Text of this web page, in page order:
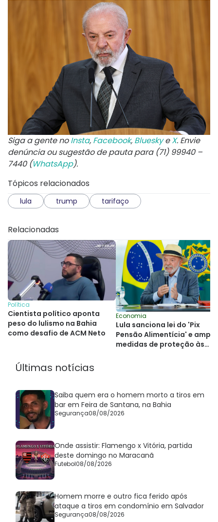
Siga a gente noInsta, Facebook, BlueskyeX. Envie
denúncia ou sugestão de pauta para (71) 99940 –
7440 (WhatsApp).
Tópicos relacionados
lula trump tarifaço
Relacionadas
Política
Cientista político aponta
peso do lulismo na Bahia
como desafio de ACM Neto
Economia
Lula sanciona lei do 'Pix
Pensão Alimentícia' e
medidas de proteção às
Últimas notícias
Saiba quem era o homem morto a tiros em
bar em Feira de Santana, na Bahia
Segurança08/08/2026
Onde assistir: Flamengo x Vitória, partida
deste domingo no Maracanã
Futebol08/08/2026
Homem morre e outro fica ferido após
ataque a tiros em condomínio em Salvador
Segurança08/08/2026